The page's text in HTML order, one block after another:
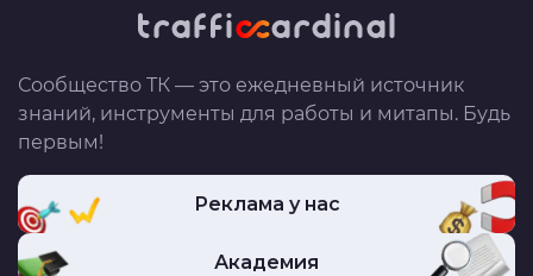
Сообщество ТК — это ежедневный источник
знаний, инструменты для работы и митапы. Будь
первым!
Реклама у нас
Академия